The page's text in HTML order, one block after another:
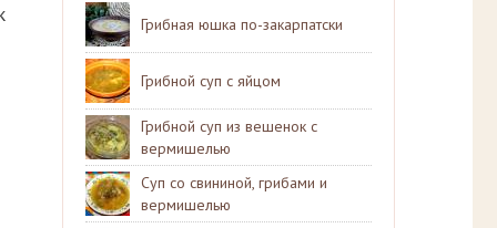
Грибная юшка по-закарпатски
Грибной суп с яйцом
Грибной суп из вешенок с
вермишелью
Суп со свининой, грибами и
вермишелью